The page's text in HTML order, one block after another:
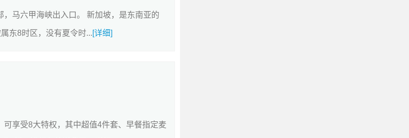
马六甲海峡出入口。 新加坡，是东南亚的
东8时区，没有夏令时...[详细]
享受8大特权，其中超值4件套、早餐指定麦